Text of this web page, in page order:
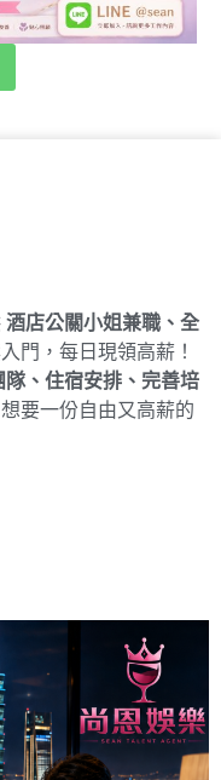
酒店公關小姐兼職、全
門，每日現領高薪！
隊、住宿安排、完善培
要一份自由又高薪的